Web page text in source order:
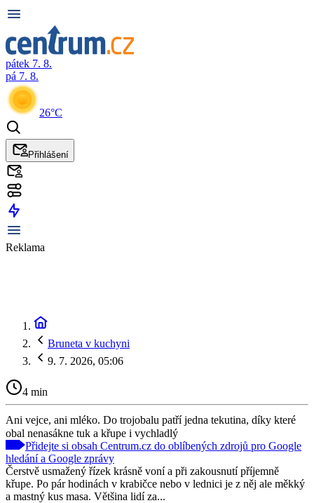
pátek 7. 8.
pá 7. 8.
26°C
Přihlášení
Reklama
Bruneta v kuchyni
9. 7. 2026, 05:06
4 min
Ani vejce, ani mléko. Do trojobalu patří jedna tekutina, díky které
obal nenasákne tuk a křupe i vychladlý
Přidejte si obsah Centrum.cz do oblíbených zdrojů pro Google
hledání a Google zprávy
Čerstvě usmažený řízek krásně voní a při zakousnutí příjemně
křupe. Po pár hodinách v krabičce nebo v lednici je z něj ale měkký
a mastný kus masa. Většina lidí za...